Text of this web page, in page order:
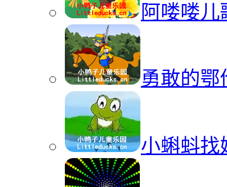
阿喽喽儿
勇敢的鄂
小蝌蚪找